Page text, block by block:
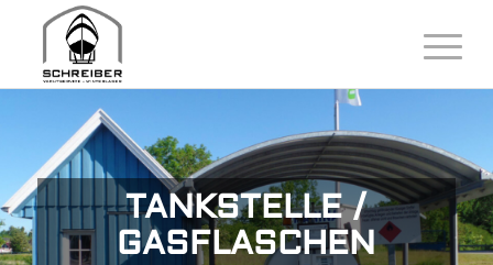
TANKSTELLE /
GASFLASCHEN